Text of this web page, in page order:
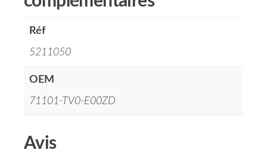
Réf
5211050
OEM
71101-TV0-E00ZD
Avis